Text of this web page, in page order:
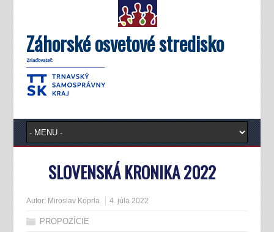
Záhorské osvetové stredisko
SLOVENSKÁ KRONIKA 2022
Autor: Miroslav Koprla 4. júla 2022
PROPOZÍCIE